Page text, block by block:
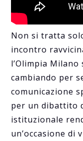
Non si tratta
incontro
l’Olimpia Milano
cambiando per
comunicazione
per un dibattito
istituzionale
un’occasione di